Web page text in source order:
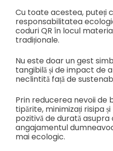
Cu toate acestea, puteți
responsabilitatea
coduri QR în locul
tradiționale.
Nu este doar un gest
tangibilă și de impact de
neclintită față de
Prin reducerea nevoii de
tipărite, minimizați risipa
pozitivă de durată asupra
angajamentul
mai ecologic.